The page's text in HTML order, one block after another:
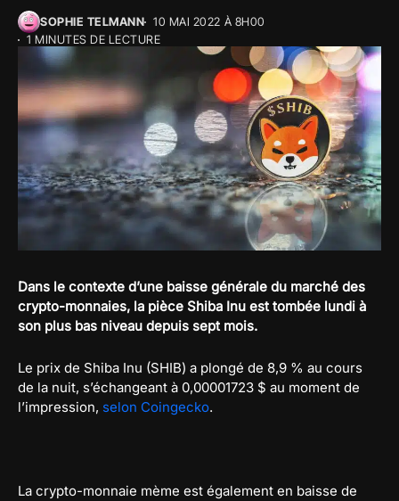
SOPHIE TELMANN
10 MAI 2022 À 8H00
1 MINUTES DE LECTURE
Dans le contexte d’une baisse générale du marché des
crypto-monnaies, la pièce Shiba Inu est tombée lundi à
son plus bas niveau depuis sept mois.
Le prix de Shiba Inu (SHIB) a plongé de 8,9 % au cours
de la nuit, s’échangeant à 0,00001723 $ au moment de
l’impression, selon Coingecko.
La crypto-monnaie mème est également en baisse de